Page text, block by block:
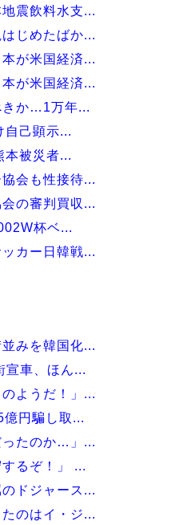
震飲料水支...
はじめたばか...
が米国経済...
が米国経済...
きか…1万年...
自己顕示...
本被災者...
会も性接待...
の審判買収...
杯ベ...
カー日韓戦...
RSS
みを韓国化...
宣車、ほん...
ようだ！」...
円騙し取...
ったのか…」...
るぞ！」 ...
のドジャース...
のはイ・ジ...